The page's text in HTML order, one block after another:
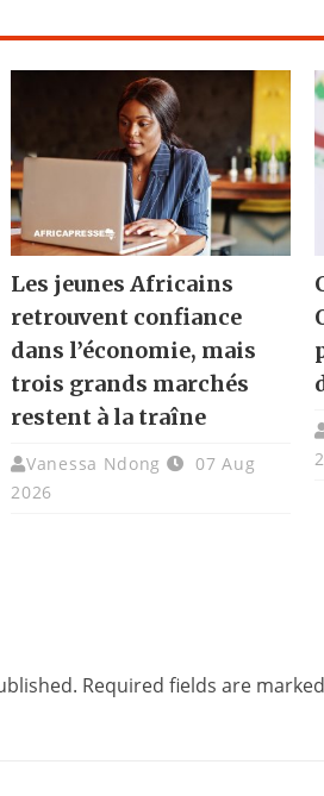
Les jeunes Africains
retrouvent confiance
dans l’économie, mais
trois grands marchés
restent à la traîne
Vanessa Ndong
07 Aug
2026
Required fields are marked